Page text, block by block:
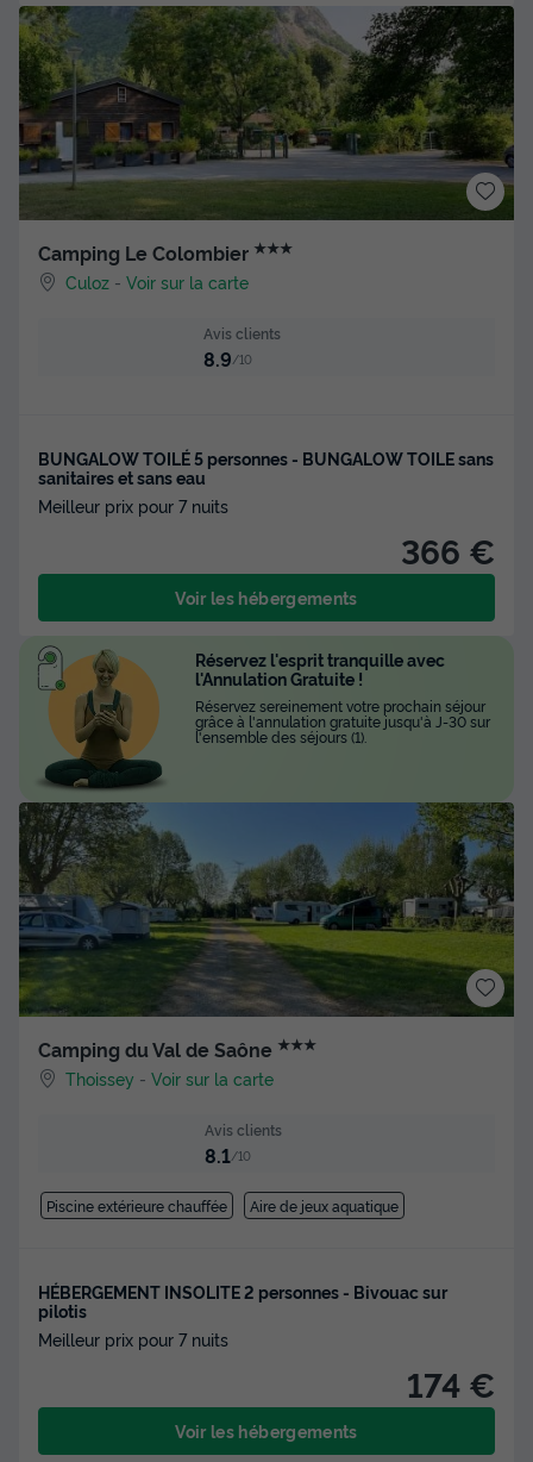
Camping Le Colombier ★★★
Culoz -Voir sur la carte
Avis clients
8.9/10
BUNGALOW TOILÉ 5 personnes - BUNGALOW TOILE sans
sanitaires et sans eau
Meilleur prix pour 7 nuits
366 €
Voir les hébergements
Camping du Val de Saône ★★★
Thoissey -Voir sur la carte
Avis clients
8.1/10
Piscine extérieure chauffée Aire de jeux aquatique
HÉBERGEMENT INSOLITE 2 personnes - Bivouac sur
pilotis
Meilleur prix pour 7 nuits
174 €
Voir les hébergements
Réservez l'esprit tranquille avec
l'Annulation Gratuite !
Réservez sereinement votre prochain séjour
grâce à l'annulation gratuite jusqu'à J-30 sur
l'ensemble des séjours (1).